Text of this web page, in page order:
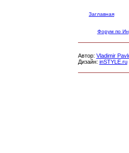
Заглавная
Форум по
Автор: Vladimir
Дизайн: inSTYLE.ru